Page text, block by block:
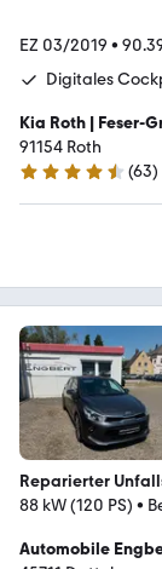
EZ 03/2019 •
Digitales
Kia Roth | Feser-
91154 Roth
4.6 Sterne
(63)
Reparierter
88 kW (120 PS) •
Automobile